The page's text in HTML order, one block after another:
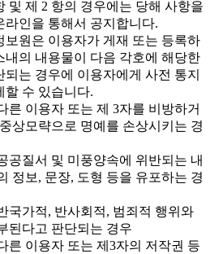
및 제 2 항의 경우에는 당해 사항을
라인을 통해서 공지합니다.
원은 이용자가 게재 또는 등록하
내의 내용물이 다음 각호에 해당한
되는 경우에 이용자에게 사전 통지
할 수 있습니다.
른 이용자 또는 제 3자를 비방하거
상모략으로 명예를 손상시키는 경
공질서 및 미풍양속에 위반되는 내
정보, 문장, 도형 등을 유포하는 경
국가적, 반사회적, 범죄적 행위와
된다고 판단되는 경우
른 이용자 또는 제3자의 저작권 등